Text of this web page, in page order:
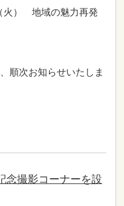
火） 地域の魅力再発
順次お知らせいたしま
念撮影コーナーを設